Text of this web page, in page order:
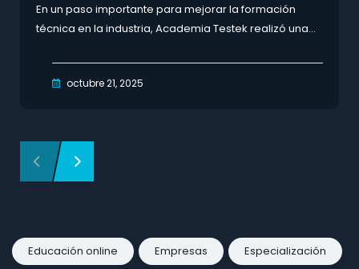
En un paso importante para mejorar la formación
técnica en la industria, Academia Testek realizó una...
octubre 21, 2025
Educación online Empresas Especialización